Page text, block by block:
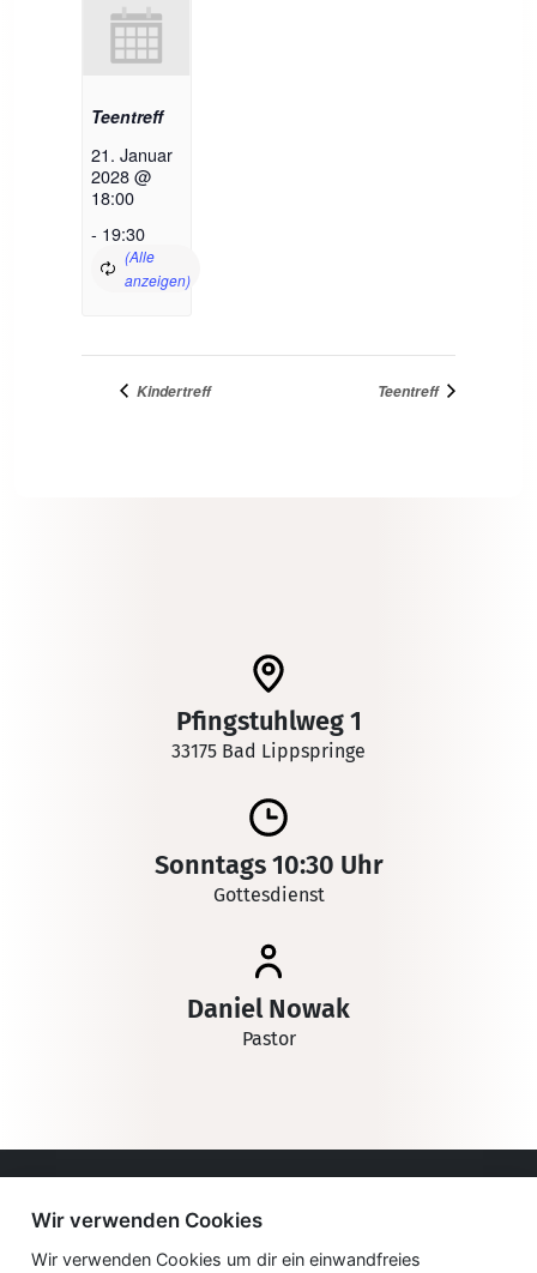
Teentreff
21. Januar
2028 @
18:00
- 19:30
Kindertreff Teentreff
Pfingstuhlweg 1
33175 Bad Lippspringe
Sonntags 10:30 Uhr
Gottesdienst
Daniel Nowak
Pastor
Impressum
Datenschutzerklärung
Wir verwenden Cookies
Wir verwenden Cookies um dir ein einwandfreies